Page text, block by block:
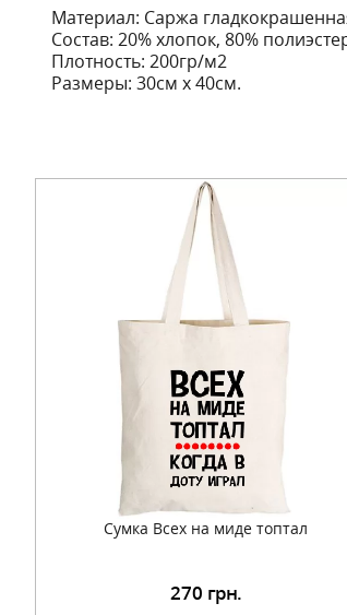
Материал: Саржа
Состав: 20% хлопок, 80%
Плотность: 200гр/м2
Размеры: 30см х 40см.
Сумка Всех на миде топтал
270 грн.
Подробнее